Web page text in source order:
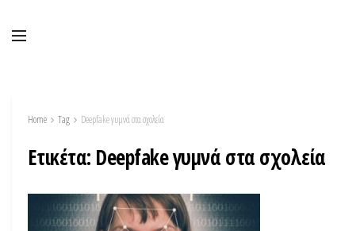
Home Tag Deepfake γυμνά στα σχολεία
Ετικέτα: Deepfake γυμνά στα σχολεία